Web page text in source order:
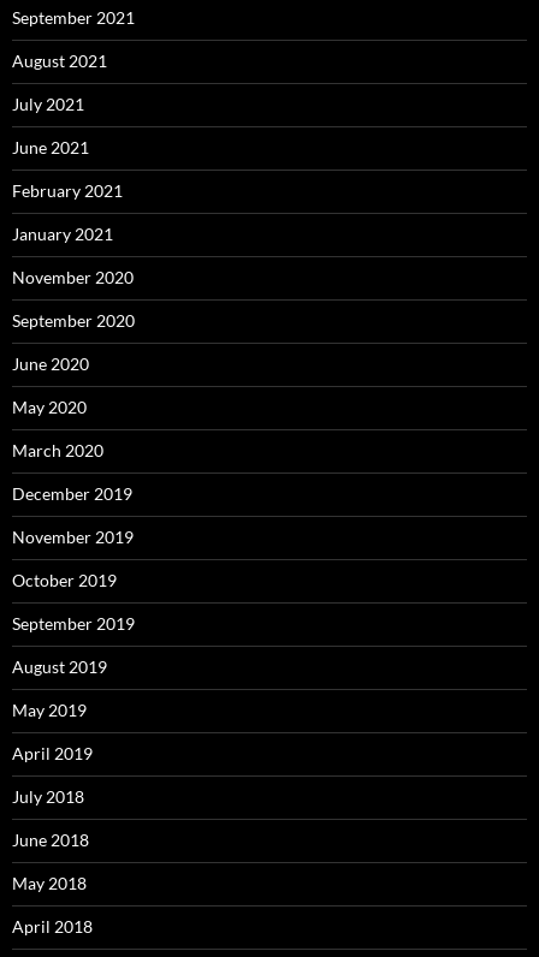
September 2021
August 2021
July 2021
June 2021
February 2021
January 2021
November 2020
September 2020
June 2020
May 2020
March 2020
December 2019
November 2019
October 2019
September 2019
August 2019
May 2019
April 2019
July 2018
June 2018
May 2018
April 2018